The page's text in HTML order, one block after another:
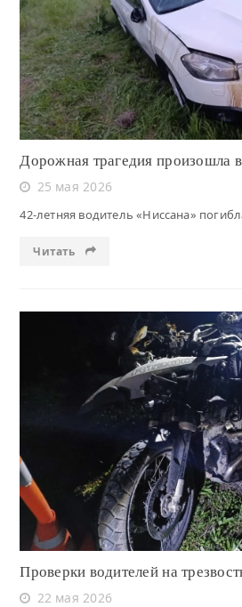
Дорожная трагедия произошла
25 мая 2026
42-летняя водитель «Ниссана»
Читать
Читать
Проверки водителей на
22 мая 2026